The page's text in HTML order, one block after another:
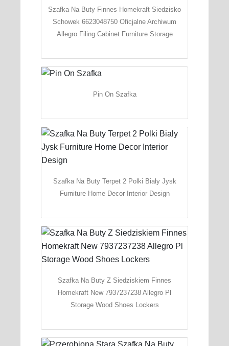
Szafka Na Buty Finnes Homekraft Siedzisko
Schowek 6623048750 Oficjalne Archiwum
Allegro Filing Cabinet Furniture Storage
Pin On Szafka
Szafka Na Buty Terpet 2 Polki Bialy Jysk
Furniture Home Decor Interior Design
Szafka Na Buty Z Siedziskiem Finnes
Homekraft New 7937237238 Allegro Pl
Storage Wood Shoes Lockers